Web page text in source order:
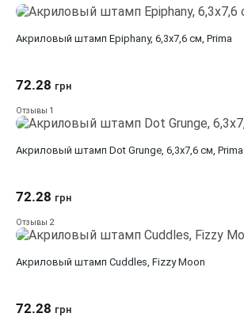
Акриловый штамп Epiphany, 6,3х7,6 см, Prima
72.28 грн
Отзывы 1
Акриловый штамп Dot Grunge, 6,3х7,6 см, Prima
72.28 грн
Отзывы 2
Акриловый штамп Cuddles, Fizzy Moon
72.28 грн